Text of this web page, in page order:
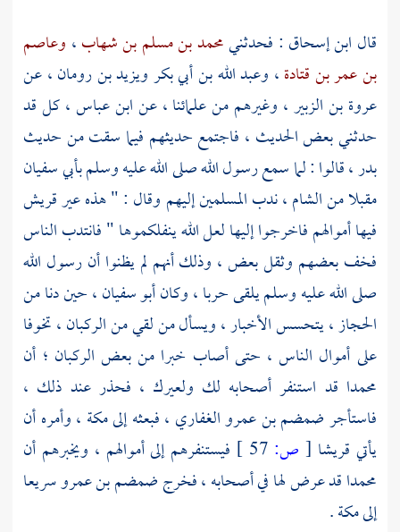
قال ابن إسحاق : فحدثنيمحمد بن مسلم بن شهاب، وعاصم
بن عمر بن قتادة، وعبد الله بن أبي بكرويزيد بن رومان، عن
عروة بن الزبير ، وغيرهم من علمائنا ، عنابن عباس، كل قد
حدثني بعض الحديث ، فاجتمع حديثهم فيما سقت من حديث
بدر، قالوا : لما سمع رسول الله صلى الله عليه وسلمبأبي سفيان
مقبلا منالشام، ندب المسلمين إليهم وقال : " هذه عيرقريش
فيها أموالهم فاخرجوا إليها لعل الله ينفلكموها " فانتدب الناس
فخف بعضهم وثقل بعض ، وذلك أنهم لم يظنوا أن رسول الله
صلى الله عليه وسلم يلقى حربا ، وكانأبو سفيان، حين دنا من
الحجاز، يتحسس الأخبار ، ويسأل من لقي من الركبان ، تخوفا
على أموال الناس ، حتى أصاب خبرا من بعض الركبان ؛ أن
محمدا قد استنفر أصحابه لك ولعيرك ، فحذر عند ذلك ،
فاستأجرضمضم بن عمرو الغفاري ، فبعثه إلىمكة ، وأمره أن
يأتي قريشا [ ص:
فيستنفرهم إلى أموالهم ، ويخبرهم أن
محمداقد عرض لها في أصحابه ، فخرجضمضم بن عمروسريعا
إلىمكة.